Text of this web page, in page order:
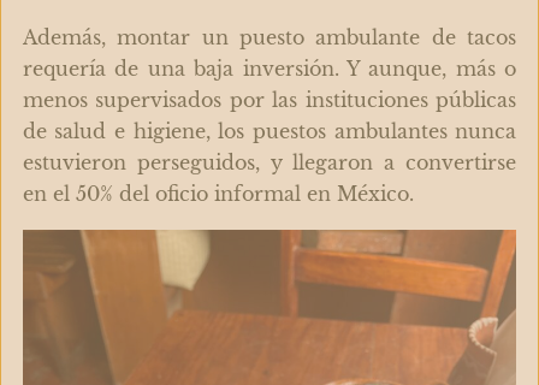
Además, montar un puesto ambulante de tacos
requería de una baja inversión. Y aunque, más o
menos supervisados por las instituciones públicas
de salud e higiene, los puestos ambulantes nunca
estuvieron perseguidos, y llegaron a convertirse
en el 50% del oficio informal en México.